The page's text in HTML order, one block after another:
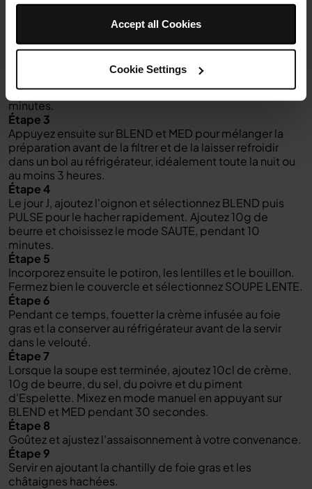
Accept all Cookies
Cookie Settings
Étape 1
Préparez la Chantilly de foie gras la veille : Dans le bol du
de crème fleurette et le cognac.
Allumez l'appareil et sélectionnez COOK, réglez la
température sur MED et laissez infuser pendant 8
minutes.
Étape 3
Appuyez ensuite sur BLEND et MED pour mélanger la
préparation avant de la filtrer et de la laisser refroidir
dans un bol au réfrigérateur, idéalement toute la nuit ou
au moins 3 heures.
Étape 4
Le jour J, ajoutez l'oignon et sélectionnez BLEND puis
PULSE pour le hacher rapidement. Ajoutez 10g de
beurre et choisissez le mode SAUTE, pendant 10
minutes.
Étape 5
Incorporez ensuite le potiron, les lentilles et le bouillon.
Fermez bien le couvercle et sélectionnez SOUPE LENTE.
Étape 6
Pendant ce temps, fouetter la crème infusée au foie
gras et la conserver au réfrigérateur avant de la servir
dans le velouté.
Étape 7
Lorsque la soupe est terminée, ajoutez 10cl de crème,
10g de beurre, du sel, du poivre et du piment
d'Espelette. Mixez en mode manuel en appuyant sur
BLEND et MED pendant 30 secondes.
Étape 8
Goûtez et ajustez l'assaisonnement à votre convenance.
Étape 9
Servir en ajoutant la chantilly de foie gras et les
châtaignes hachées.